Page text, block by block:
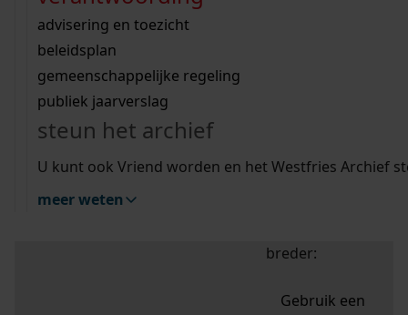
bouwvergunningen
omgevingsvergunningen
vergunningen
beeld en geluid
uitleg nodig?
Wij helpen u op weg met een aantal zoektips.
bekijk alle zoektips
Wij helpen u op weg met een aantal zoektips.
bekijk alle zoektips
bekijk ons geschiedenislokaal
advisering en toezicht
beleidsplan
gemeenschappelijke regeling
publiek jaarverslag
steun het archief
U kunt ook Vriend worden en het Westfries Archief
meer weten
zoektips
Mijn Studiezaal (inloggen)
uw zoekopdracht te
breder:
Gebruik een